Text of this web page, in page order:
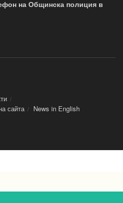
на Общинска полиция в
сайта
News in Еnglish